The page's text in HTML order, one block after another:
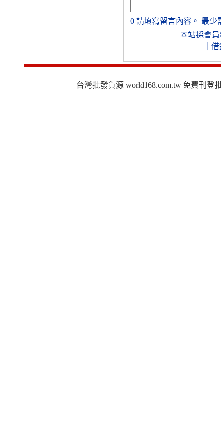
0 請填寫留言內容。 最少
本站採會員
借
台灣批發貨源 world168.com.tw 免費刊登